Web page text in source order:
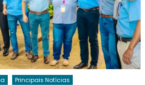
Principais Notícias